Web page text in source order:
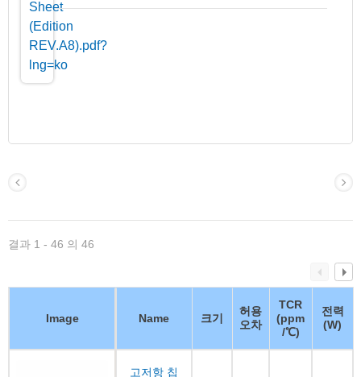
결과 1 - 46 의 46
Image Name 크기
허용
오차
TCR
(ppm
/℃)
전력
(W)
고저항 칩